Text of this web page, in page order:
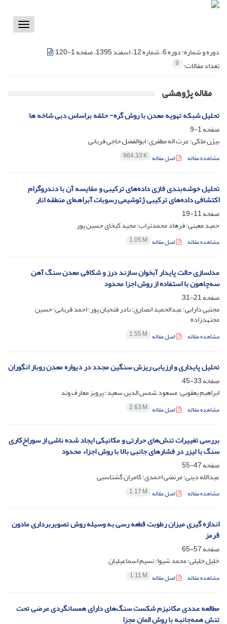
Toggle
دوره و شماره:دوره 6، شماره 12، اسفند 1395، صفحه 1-120
تعداد مقالات: 9
مقاله پژوهشی
تحلیل شبکه تهویه معدن با روش گره- حلقه براساس دبی شاخه ها
صفحه1-9
بیژن ملکی؛ عزت اله مظفری؛ ابوالفضل حاجی قربانی
مشاهده مقاله اصل مقاله 964.33 K
تحلیل خوشه‌بندی فازی داده‌های ترکیبی و مقایسه آن با دندروگرام
اکتشافی داده‌های ترکیبی ژئوشیمی رسوبات آبراهه‌ای منطقه انار
صفحه11-19
حمید معینی؛ فرهاد محمدتراب؛ مجید کیخای حسین پور
مشاهده مقاله اصل مقاله 1.05 M
مدلسازی حالت پایدار آبخوان سازند درز و شکافی معدن سنگ آهن
سه‌چاهون با استفاده از روش اجزا محدود
صفحه21-31
مجتبی دارابی؛ عبدالحمید انصاری؛ نادر فتحیان پور؛ احمد قربانی؛ حسین
مجتهدزاده
مشاهده مقاله اصل مقاله 1.55 M
تحلیل پایداری و ارزیابی ریزش سنگین مجدد در دیواره معدن روباز انگوران
صفحه33-45
ابراهیم یعقوبی؛ مسعود شمس الدین سعید؛ پرویز معارف وند
مشاهده مقاله اصل مقاله 2.63 M
بررسی تغییرات تنش‌های حرارتی و مکانیکی ایجاد شده ناشی از سوراخ‌کاری
سنگ با لیزر در فشارهای جانبی بالا با روش اجزاء محدود
صفحه47-55
عبدالله دینی؛ مرتضی احمدی؛ کامران گشتاسبی
مشاهده مقاله اصل مقاله 1.17 M
اندازه گیری میزان رطوبت قطعه رسی به وسیله روش تصویربرداری مادون
قرمز
صفحه57-65
خلیل خلیلی؛ محمد شیوا؛ نسیم اسماعیلیان
مشاهده مقاله اصل مقاله 1.11 M
مطالعه عددی مکانیزم شکست سنگ‌های دارای همسانگردی عرضی تحت
تنش همه‌جانبه با روش المان مجزا